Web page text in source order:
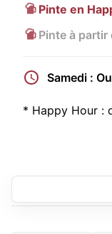
Pinte en
Pinte à partir
Samedi :
* Happy Hour :